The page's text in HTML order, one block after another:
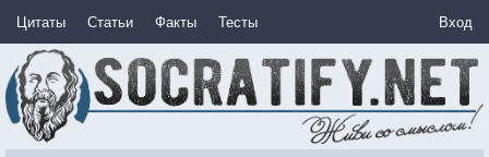
Цитаты Статьи Факты Тесты Вход